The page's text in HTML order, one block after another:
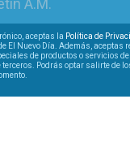
A.M.
aceptas la Política de
El Nuevo Día. Además, aceptas
de productos o servicios de
Podrás optar salirte de